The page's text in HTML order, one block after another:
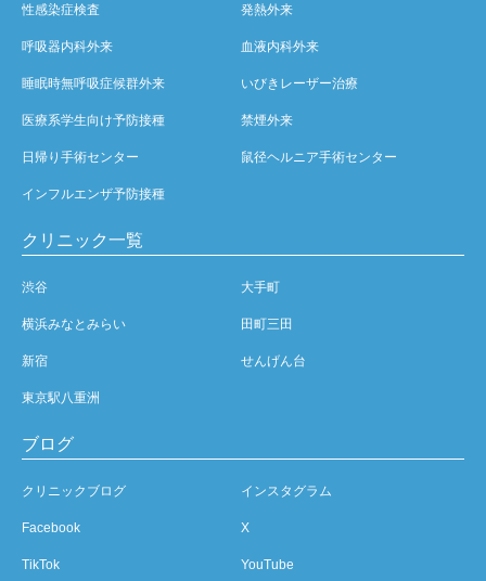
性感染症検査 発熱外来
呼吸器内科外来 血液内科外来
睡眠時無呼吸症候群外来 いびきレーザー治療
医療系学生向け予防接種 禁煙外来
日帰り手術センター 鼠径ヘルニア手術センター
インフルエンザ予防接種
クリニック一覧
渋谷 大手町
横浜みなとみらい 田町三田
新宿 せんげん台
東京駅八重洲
ブログ
クリニックブログ インスタグラム
Facebook X
TikTok YouTube